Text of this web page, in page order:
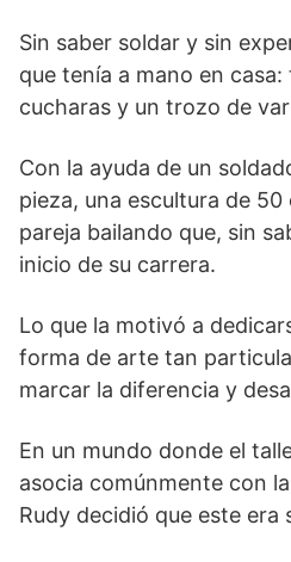
Sin saber soldar y sin
que tenía a mano en
cucharas y un trozo de
Con la ayuda de un
pieza, una escultura de
pareja bailando que, sin
inicio de su carrera.
Lo que la motivó a
forma de arte tan
marcar la diferencia y
En un mundo donde el
asocia comúnmente con
Rudy decidió que este era